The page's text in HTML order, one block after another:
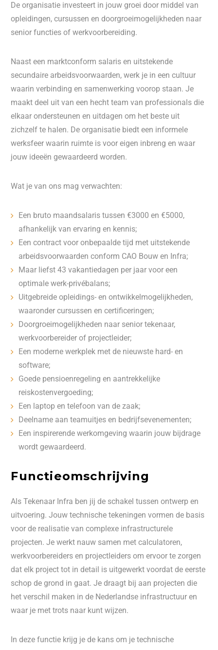
De organisatie investeert in jouw groei door middel van
opleidingen, cursussen en doorgroeimogelijkheden naar
senior functies of werkvoorbereiding.
Naast een marktconform salaris en uitstekende
secundaire arbeidsvoorwaarden, werk je in een cultuur
waarin verbinding en samenwerking voorop staan. Je
maakt deel uit van een hecht team van professionals die
elkaar ondersteunen en uitdagen om het beste uit
zichzelf te halen. De organisatie biedt een informele
werksfeer waarin ruimte is voor eigen inbreng en waar
jouw ideeën gewaardeerd worden.
Wat je van ons mag verwachten:
Een bruto maandsalaris tussen €3000 en €5000,
afhankelijk van ervaring en kennis;
Een contract voor onbepaalde tijd met uitstekende
arbeidsvoorwaarden conform CAO Bouw en Infra;
Maar liefst 43 vakantiedagen per jaar voor een
optimale werk-privébalans;
Uitgebreide opleidings- en ontwikkelmogelijkheden,
waaronder cursussen en certificeringen;
Doorgroeimogelijkheden naar senior tekenaar,
werkvoorbereider of projectleider;
Een moderne werkplek met de nieuwste hard- en
software;
Goede pensioenregeling en aantrekkelijke
reiskostenvergoeding;
Een laptop en telefoon van de zaak;
Deelname aan teamuitjes en bedrijfsevenementen;
Een inspirerende werkomgeving waarin jouw bijdrage
wordt gewaardeerd.
Functieomschrijving
Als Tekenaar Infra ben jij de schakel tussen ontwerp en
uitvoering. Jouw technische tekeningen vormen de basis
voor de realisatie van complexe infrastructurele
projecten. Je werkt nauw samen met calculatoren,
werkvoorbereiders en projectleiders om ervoor te zorgen
dat elk project tot in detail is uitgewerkt voordat de eerste
schop de grond in gaat. Je draagt bij aan projecten die
het verschil maken in de Nederlandse infrastructuur en
waar je met trots naar kunt wijzen.
In deze functie krijg je de kans om je technische